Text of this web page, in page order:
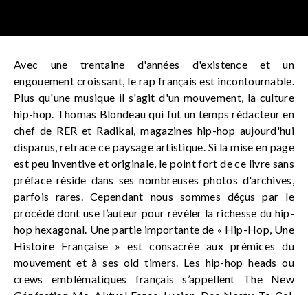
Avec une trentaine d'années d'existence et un
engouement croissant, le rap français est incontournable.
Plus qu'une musique il s'agit d'un mouvement, la culture
hip-hop. Thomas Blondeau qui fut un temps rédacteur en
chef de RER et Radikal, magazines hip-hop aujourd'hui
disparus, retrace ce paysage artistique. Si la mise en page
est peu inventive et originale, le point fort de ce livre sans
préface réside dans ses nombreuses photos d'archives,
parfois rares. Cependant nous sommes déçus par le
procédé dont use l’auteur pour révéler la richesse du hip-
hop hexagonal. Une partie importante de « Hip-Hop, Une
Histoire Française » est consacrée aux prémices du
mouvement et à ses old timers. Les hip-hop heads ou
crews emblématiques français s’appellent The New